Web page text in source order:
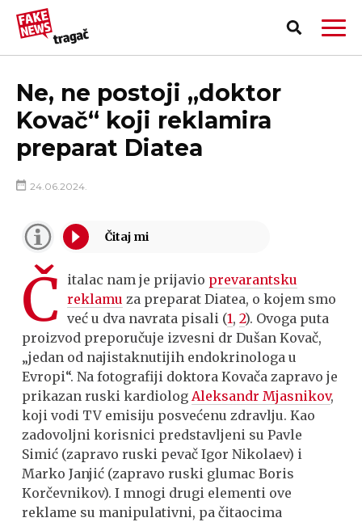
PRIJAVI LAŽNU VEST!
Ne, ne postoji „doktor
Kovač“ koji reklamira
preparat Diatea
24.06.2024.
Č italac nam je prijavio prevarantsku
reklamu za preparat Diatea, o kojem smo
već u dva navrata pisali (1,2). Ovoga puta
proizvod preporučuje izvesni dr Dušan Kovač,
„jedan od najistaknutijih endokrinologa u
Evropi“. Na fotografiji doktora Kovača zapravo je
prikazan ruski kardiologAleksandr Mjasnikov,
koji vodi TV emisiju posvećenu zdravlju. Kao
zadovoljni korisnici predstavljeni su Pavle
Simić (zapravo ruski pevač Igor Nikolaev) i
Marko Janjić (zapravo ruski glumac Boris
Korčevnikov). I mnogi drugi elementi ove
reklame su manipulativni, pa čitaocima